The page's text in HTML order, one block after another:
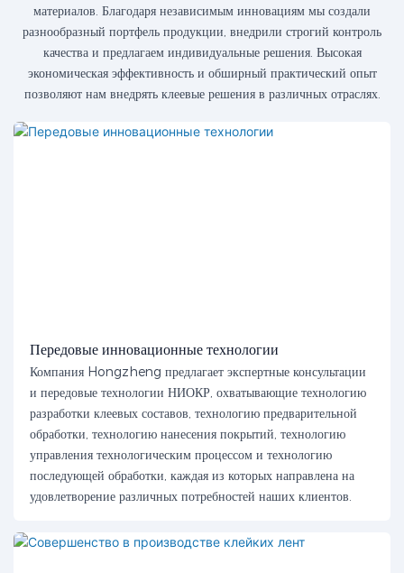
материалов. Благодаря независимым инновациям мы создали
разнообразный портфель продукции, внедрили строгий контроль
качества и предлагаем индивидуальные решения. Высокая
экономическая эффективность и обширный практический опыт
позволяют нам внедрять клеевые решения в различных отраслях.
Передовые инновационные технологии
Компания Hongzheng предлагает экспертные консультации
и передовые технологии НИОКР, охватывающие технологию
разработки клеевых составов, технологию предварительной
обработки, технологию нанесения покрытий, технологию
управления технологическим процессом и технологию
последующей обработки, каждая из которых направлена ​​на
удовлетворение различных потребностей наших клиентов.